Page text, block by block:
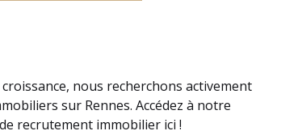
nous recherchons activement
sur Rennes. Accédez à notre
recrutement immobilier ici !